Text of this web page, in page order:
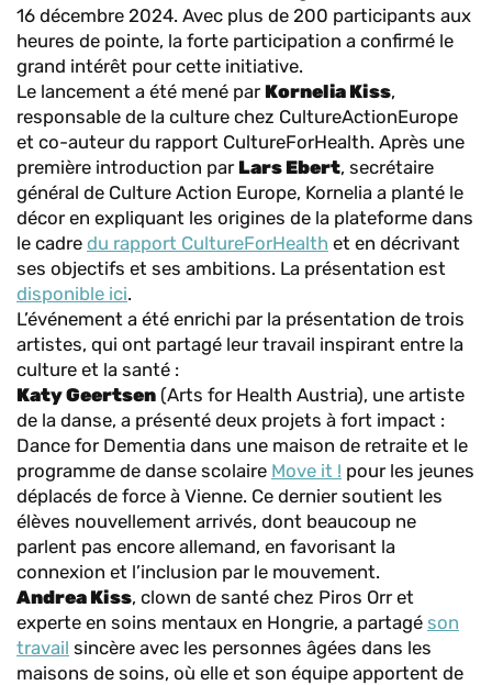
16 décembre 2024. Avec plus de 200 participants aux
heures de pointe, la forte participation a confirmé le
grand intérêt pour cette initiative.
Le lancement a été mené par Kornelia Kiss,
responsable de la culture chez CultureActionEurope
et co-auteur du rapport CultureForHealth. Après une
première introduction par Lars Ebert, secrétaire
général de Culture Action Europe, Kornelia a planté le
décor en expliquant les origines de la plateforme dans
le cadre du rapport CultureForHealth et en décrivant
ses objectifs et ses ambitions. La présentation est
disponible ici.
L’événement a été enrichi par la présentation de trois
artistes, qui ont partagé leur travail inspirant entre la
culture et la santé :
Katy Geertsen (Arts for Health Austria), une artiste
de la danse, a présenté deux projets à fort impact :
Dance for Dementia dans une maison de retraite et le
programme de danse scolaire Move it ! pour les jeunes
déplacés de force à Vienne. Ce dernier soutient les
élèves nouvellement arrivés, dont beaucoup ne
parlent pas encore allemand, en favorisant la
connexion et l’inclusion par le mouvement.
Andrea Kiss, clown de santé chez Piros Orr et
experte en soins mentaux en Hongrie, a partagé son
travail sincère avec les personnes âgées dans les
maisons de soins, où elle et son équipe apportent de